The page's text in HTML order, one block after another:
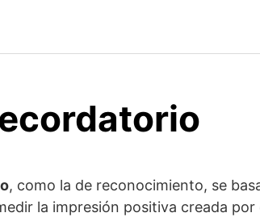
, como la de reconocimiento, se
la impresión positiva creada por